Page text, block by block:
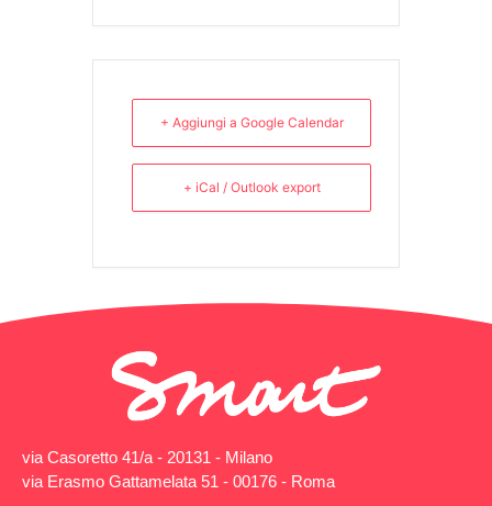
+ Aggiungi a Google Calendar
+ iCal / Outlook export
via Casoretto 41/a - 20131 - Milano
via Erasmo Gattamelata 51 - 00176 - Roma